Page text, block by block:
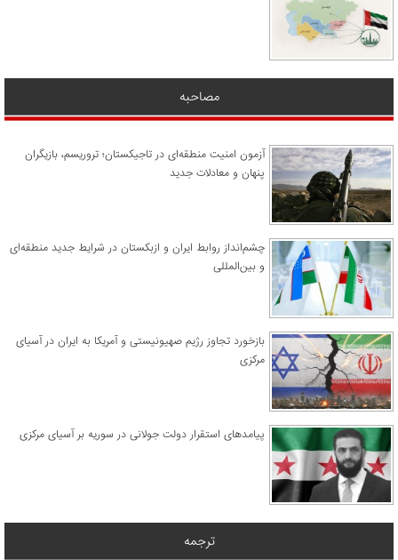
مصاحبه
آزمون امنیت منطقه‌ای در تاجیکستان؛ تروریسم، بازیگران
پنهان و معادلات جدید
چشم‌انداز روابط ایران و ازبکستان در شرایط جدید منطقه‌ای
و بین‌المللی
​بازخورد تجاوز رژیم صهیونیستی و آمریکا به ایران در آسیای
مرکزی
پیامدهای استقرار دولت جولانی در سوریه بر آسیای مرکزی
ترجمه